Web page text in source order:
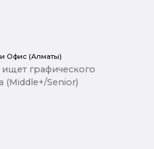
Офис (Алматы)
графического
(Middle+/Senior)